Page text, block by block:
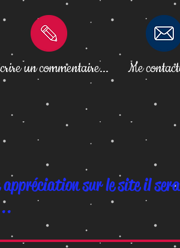
un commentaire... Me
appréciation sur le site il